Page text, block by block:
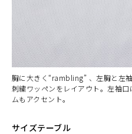
胸に大きく“rambling” 、左胸と左
刺繍ワッペンをレイアウト。左袖
ムもアクセント。
サイズテーブル